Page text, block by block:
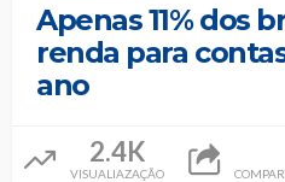
Apenas 11% dos
renda para
ano
2.4K
VISUALIAZAÇÃO